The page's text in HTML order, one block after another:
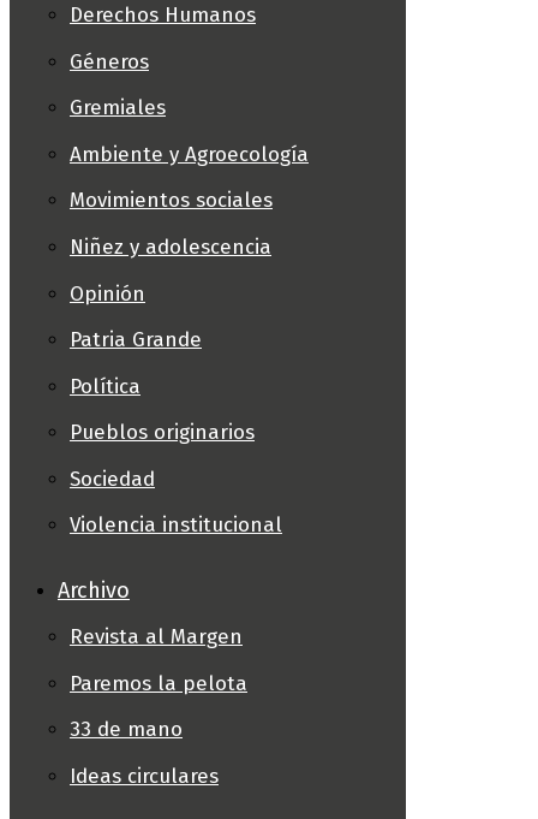
Derechos Humanos
Géneros
Gremiales
Ambiente y Agroecología
Movimientos sociales
Niñez y adolescencia
Opinión
Patria Grande
Política
Pueblos originarios
Sociedad
Violencia institucional
Archivo
Revista al Margen
Paremos la pelota
33 de mano
Ideas circulares